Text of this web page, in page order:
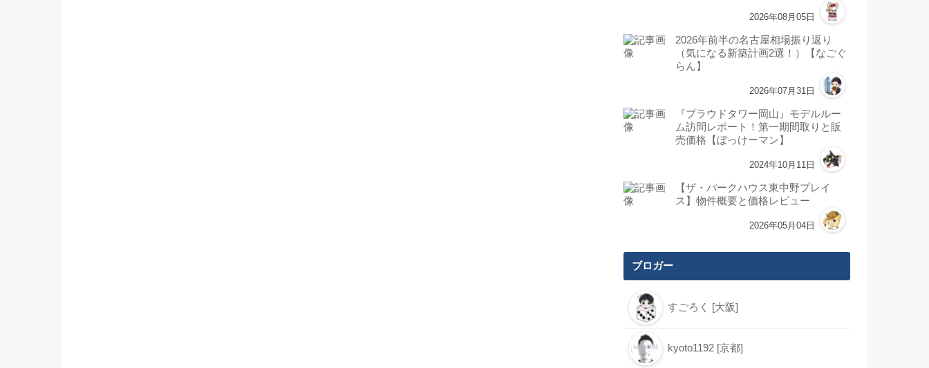
2026年08月05日
2026年前半の名古屋相場振り返り
（気になる新築計画2選！）【なごぐ
らん】
2026年07月31日
『プラウドタワー岡山』モデルルー
ム訪問レポート！第一期間取りと販
売価格【ぼっけーマン】
2024年10月11日
【ザ・パークハウス東中野プレイ
ス】物件概要と価格レビュー
2026年05月04日
ブロガー
すごろく [大阪]
kyoto1192 [京都]